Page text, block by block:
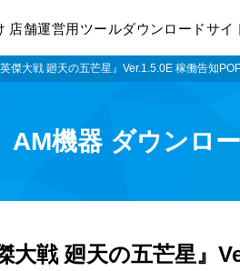
店舗運営用ツールダウンロードサイ
英傑大戦 廻天の五芒星』Ver.1.5.0E 稼働告知
AM機器 ダウンロ
大戦 廻天の五芒星』